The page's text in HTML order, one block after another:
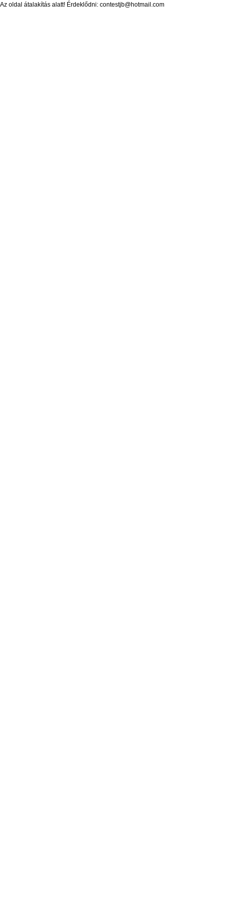
Az oldal átalakítás alatt! Érdeklődni: contestjb@hotmail.com